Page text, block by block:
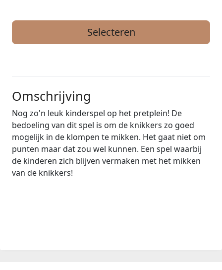
Selecteren
Omschrijving
Nog zo'n leuk kinderspel op het pretplein! De
bedoeling van dit spel is om de knikkers zo goed
mogelijk in de klompen te mikken. Het gaat niet om
punten maar dat zou wel kunnen. Een spel waarbij
de kinderen zich blijven vermaken met het mikken
van de knikkers!